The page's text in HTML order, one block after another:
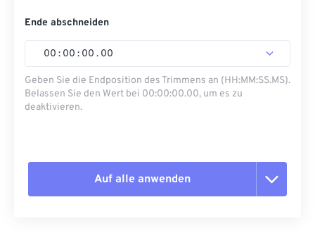
Ende abschneiden
00 : 00 : 00 . 00
Geben Sie die Endposition des Trimmens an (HH:MM:SS.MS).
Belassen Sie den Wert bei 00:00:00.00, um es zu
deaktivieren.
Auf alle anwenden